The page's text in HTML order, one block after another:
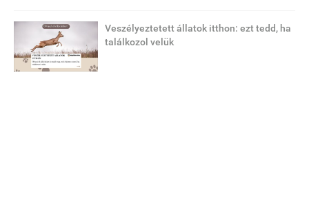
Veszélyeztetett állatok itthon: ezt tedd, ha
találkozol velük